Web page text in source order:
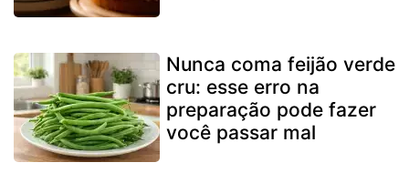
Nunca coma feijão verde
cru: esse erro na
preparação pode fazer
você passar mal